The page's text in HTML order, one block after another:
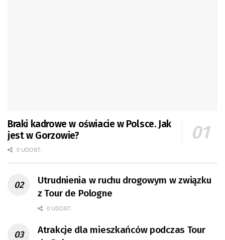
Braki kadrowe w oświacie w Polsce. Jak
jest w Gorzowie?
0 UDOST.
Utrudnienia w ruchu drogowym w związku
z Tour de Pologne
0 UDOST.
Atrakcje dla mieszkańców podczas Tour